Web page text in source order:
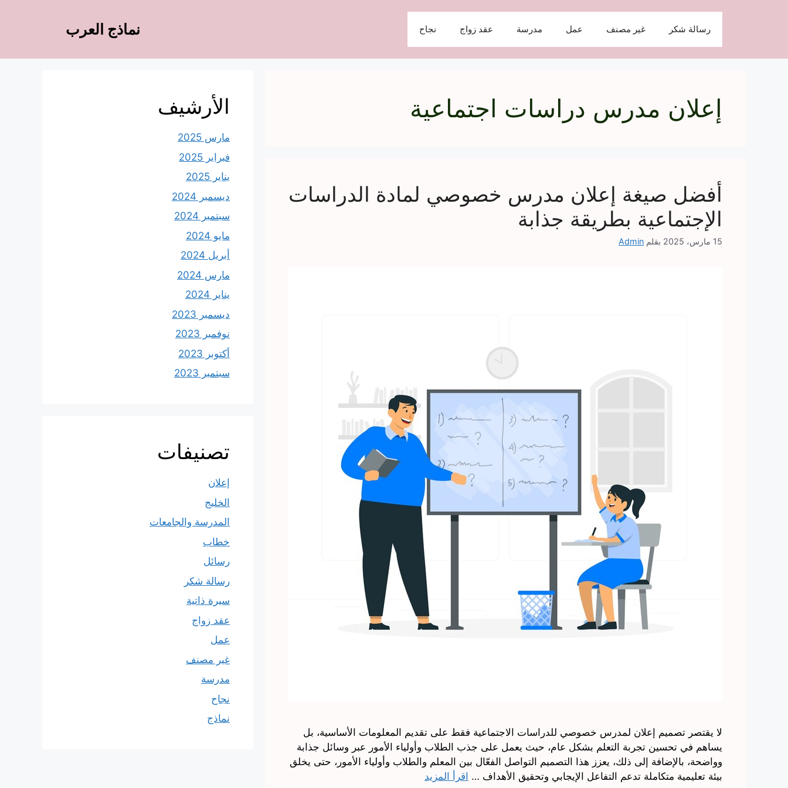
نماذج العرب رسالة شكر غير مصنف عمل مدرسة عقد زواج نجاح
إعلان مدرس دراسات اجتماعية
أفضل صيغة إعلان مدرس خصوصي لمادة الدراسات
الإجتماعية بطريقة جذابة
15 مارس، 2025 بقلم Admin
لا يقتصر تصميم إعلان لمدرس خصوصي للدراسات الاجتماعية فقط على تقديم المعلومات الأساسية، بل
يساهم في تحسين تجربة التعلم بشكل عام، حيث يعمل على جذب الطلاب وأولياء الأمور عبر وسائل جذابة
وواضحة، بالإضافة إلى ذلك، يعزز هذا التصميم التواصل الفعّال بين المعلم والطلاب وأولياء الأمور، حتى يخلق
بيئة تعليمية متكاملة تدعم التفاعل الإيجابي وتحقيق الأهداف … اقرأ المزيد
الأرشيف
مارس 2025
فبراير 2025
يناير 2025
ديسمبر 2024
سبتمبر 2024
مايو 2024
أبريل 2024
مارس 2024
يناير 2024
ديسمبر 2023
نوفمبر 2023
أكتوبر 2023
سبتمبر 2023
تصنيفات
إعلان
الخليج
المدرسة والجامعات
خطاب
رسائل
رسالة شكر
سيرة ذاتية
عقد زواج
عمل
غير مصنف
مدرسة
نجاح
نماذج